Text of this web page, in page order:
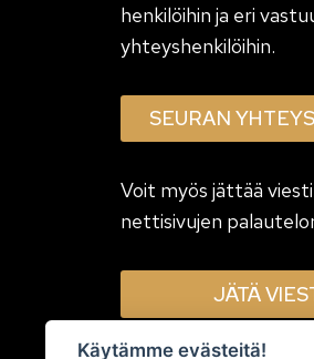
henkilöihin ja eri
yhteyshenkilöihin.
SEURAN
Voit myös jättää
nettisivujen
JÄTÄ
Käytämme evästeitä!